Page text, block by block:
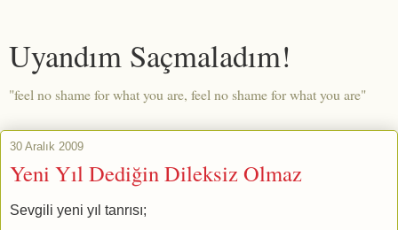
Uyandım Saçmaladım!
"feel no shame for what you are, feel no shame for what you are"
30 Aralık 2009
Yeni Yıl Dediğin Dileksiz Olmaz
Sevgili yeni yıl tanrısı;